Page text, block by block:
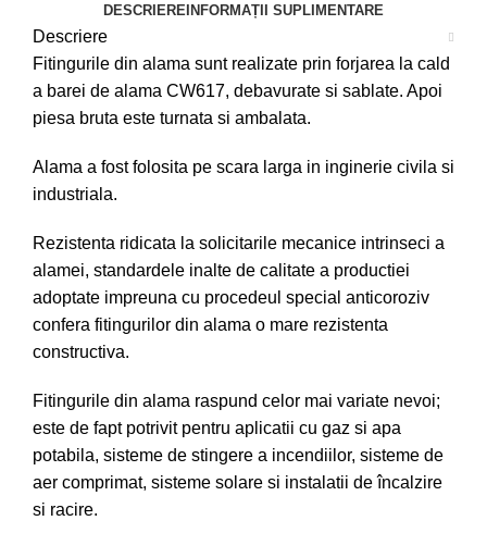
DESCRIERE INFORMAȚII SUPLIMENTARE
Descriere
Fitingurile din alama sunt realizate prin forjarea la cald
a barei de alama CW617, debavurate si sablate. Apoi
piesa bruta este turnata si ambalata.
Alama a fost folosita pe scara larga in inginerie civila si
industriala.
Rezistenta ridicata la solicitarile mecanice intrinseci a
alamei, standardele inalte de calitate a productiei
adoptate impreuna cu procedeul special anticoroziv
confera fitingurilor din alama o mare rezistenta
constructiva.
Fitingurile din alama raspund celor mai variate nevoi;
este de fapt potrivit pentru aplicatii cu gaz si apa
potabila, sisteme de stingere a incendiilor, sisteme de
aer comprimat, sisteme solare si instalatii de încalzire
si racire.